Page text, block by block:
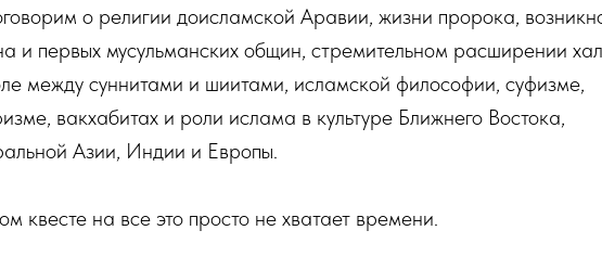
о религии доисламской Аравии, жизни пророка,
и первых мусульманских общин, стремительном расширении
между суннитами и шиитами, исламской философии, суфизме,
вакхабитах и роли ислама в культуре Ближнего Востока,
Азии, Индии и Европы.
квесте на все это просто не хватает времени.